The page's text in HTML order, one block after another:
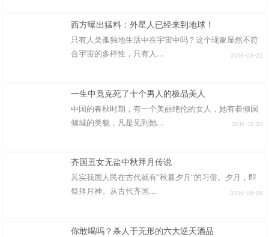
西方曝出猛料：外星人已经来到地球！
只有人类孤独地生活中在宇宙中吗？这个现象显然不符
合宇宙的多样性，只有人...
2016-03-22
一生中竟克死了十个男人的极品美人
中国的春秋时期，有一个美丽绝伦的女人，她有着倾国
倾城的美貌，凡是见到她...
2015-12-20
齐国丑女无盐中秋拜月传说
其实我国人民在古代就有“秋暮夕月”的习俗。夕月，即
祭拜月神。从古代齐国...
2016-09-08
你敢喝吗？杀人于无形的六大逆天酒品